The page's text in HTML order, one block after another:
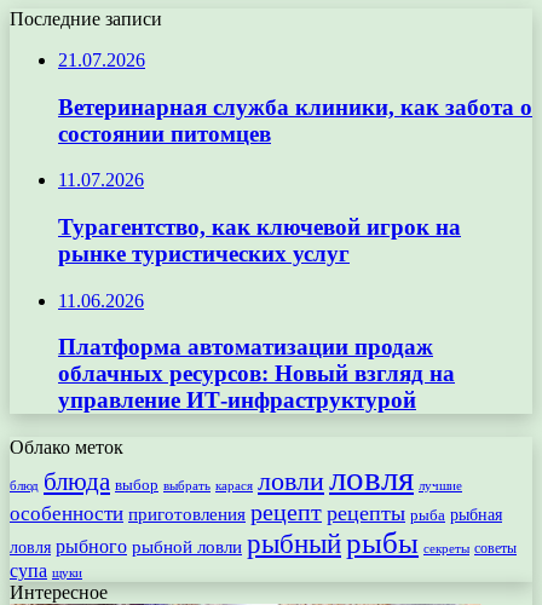
Последние записи
21.07.2026
Ветеринарная служба клиники, как забота о
состоянии питомцев
11.07.2026
Турагентство, как ключевой игрок на
рынке туристических услуг
11.06.2026
Платформа автоматизации продаж
облачных ресурсов: Новый взгляд на
управление ИТ-инфраструктурой
Облако меток
блюд блюда выбор выбрать карася ловлиловля лучшие
особенности приготовления рецепт рецепты рыба рыбная
ловля рыбного рыбной ловли рыбныйрыбы секреты советы
супа щуки
Интересное